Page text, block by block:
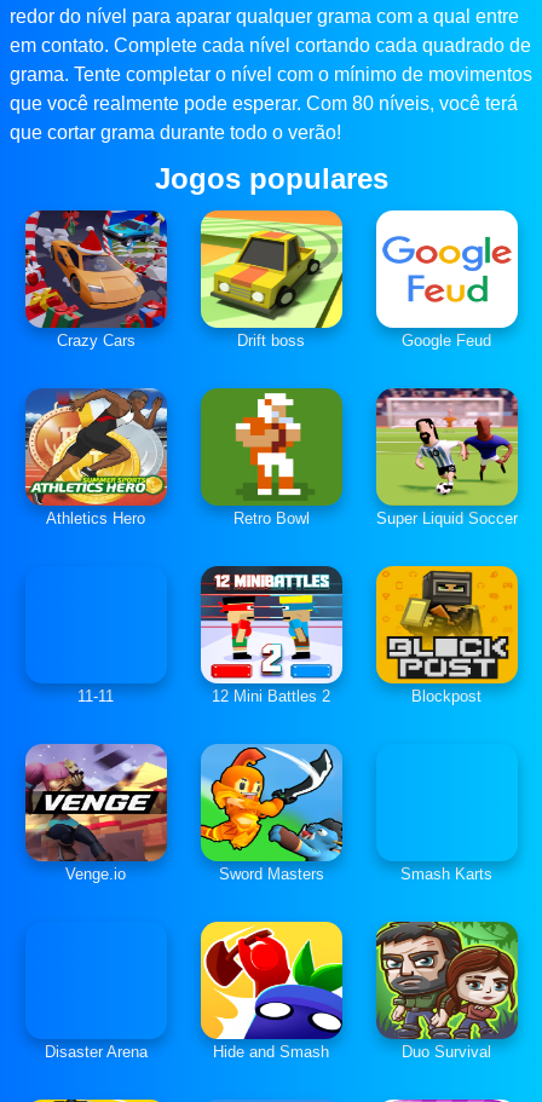
redor do nível para aparar qualquer grama com a qual entre
em contato. Complete cada nível cortando cada quadrado de
grama. Tente completar o nível com o mínimo de movimentos
que você realmente pode esperar. Com 80 níveis, você terá
que cortar grama durante todo o verão!
Jogos populares
Crazy Cars Drift boss Google Feud
Athletics Hero Retro Bowl Super Liquid Soccer
11-11 12 Mini Battles 2 Blockpost
Venge.io Sword Masters Smash Karts
Disaster Arena Hide and Smash Duo Survival